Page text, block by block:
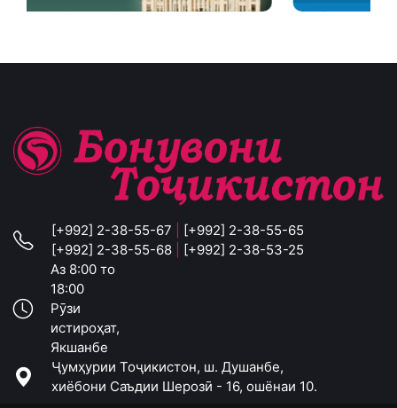
[+992] 2-38-55-67
[+992] 2-38-55-65
[+992] 2-38-55-68
[+992] 2-38-53-25
Аз 8:00 то
18:00
Рӯзи
истироҳат,
Якшанбе
Ҷумҳурии Тоҷикистон, ш. Душанбе,
хиёбони Саъдии Шерозӣ - 16, ошёнаи 10.